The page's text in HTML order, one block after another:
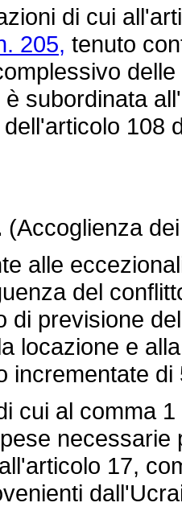
di cui
205, tenuto
subordinata
108
(Accoglienza
alle
del
di previsione
locazione e
incrementate
al comma 1
17,